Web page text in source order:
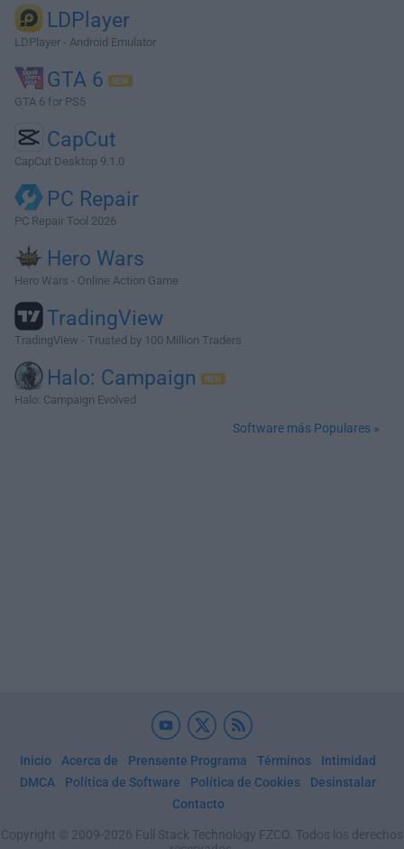
LDPlayer
LDPlayer - Android Emulator
GTA 6
GTA 6 for PS5
CapCut
CapCut Desktop 9.1.0
PC Repair
PC Repair Tool 2026
Hero Wars
Hero Wars - Online Action Game
TradingView
TradingView - Trusted by 100 Million Traders
Halo: Campaign
Halo: Campaign Evolved
Software más Populares »
Inicio Acerca de Prensente Programa Términos
Intimidad
DMCA
Política de Software Política de Cookies
Desinstalar
Contacto
Copyright © 2009-2026 Full Stack Technology FZCO. Todos los derechos